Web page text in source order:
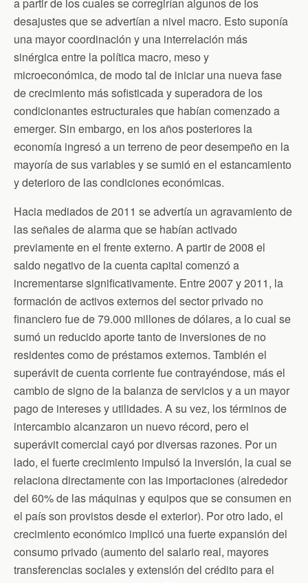
desajustes que se advertían a nivel macro. Esto suponía
una mayor coordinación y una interrelación más
sinérgica entre la política macro, meso y
microeconómica, de modo tal de iniciar una nueva fase
de crecimiento más sofisticada y superadora de los
condicionantes estructurales que habían comenzado a
emerger. Sin embargo, en los años posteriores la
economía ingresó a un terreno de peor desempeño en la
mayoría de sus variables y se sumió en el estancamiento
y deterioro de las condiciones económicas.
Hacia mediados de 2011 se advertía un agravamiento de
las señales de alarma que se habían activado
previamente en el frente externo. A partir de 2008 el
saldo negativo de la cuenta capital comenzó a
incrementarse significativamente. Entre 2007 y 2011, la
formación de activos externos del sector privado no
financiero fue de 79.000 millones de dólares, a lo cual se
sumó un reducido aporte tanto de inversiones de no
residentes como de préstamos externos. También el
superávit de cuenta corriente fue contrayéndose, más el
cambio de signo de la balanza de servicios y a un mayor
pago de intereses y utilidades. A su vez, los términos de
intercambio alcanzaron un nuevo récord, pero el
superávit comercial cayó por diversas razones. Por un
lado, el fuerte crecimiento impulsó la inversión, la cual se
relaciona directamente con las importaciones (alrededor
del 60% de las máquinas y equipos que se consumen en
el país son provistos desde el exterior). Por otro lado, el
crecimiento económico implicó una fuerte expansión del
consumo privado (aumento del salario real, mayores
transferencias sociales y extensión del crédito para el